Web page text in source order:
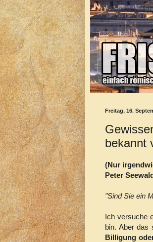
Freitag, 16.
bekannt
(Nur
Peter
"Sind Sie ein
Ich versuche
bin. Aber das
Billigung